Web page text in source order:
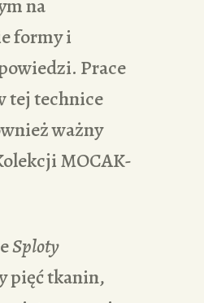
na
formy i
Prace
tej technice
ważny
MOCAK-
Sploty
pięć tkanin,